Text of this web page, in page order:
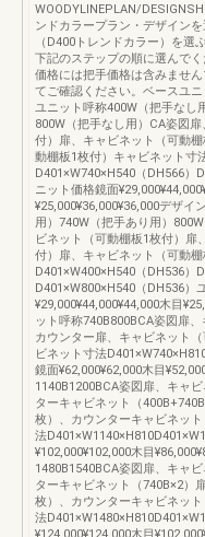
WOODYLINEPLAN/
ンドカラープラン・デザイン
（D400トレンドカラー）を選
下記のステップの順に選んで
価格には把手価格は含みませ
てご確認ください。ベースユ
ユニット呼称400W（把手なし
800W（把手なし用）CA姿図
付）扉、キャビネット（可動
動棚板1枚付）キャビネット寸
D401×W740×H540（DH566）
ニット価格鏡面
¥25,000¥36,000¥36,000デザイ
用）740W（把手あり用）
ビネット（可動棚板1枚付）扉
付）扉、キャビネット（可動
D401×W400×H540（DH536）
D401×W800×H540（DH536）
¥29,000¥44,000¥44,000木目
ット呼称740B800BCA姿図扉
カウンター扉、キャビネット
ビネット寸法
鏡面¥62,000¥62,000木目
1140B1200BCA姿図扉、キャ
ターキャビネット（
枚）、カウンターキャビネッ
法
¥102,000¥102,000木目
1480B1540BCA姿図扉、キャ
ターキャビネット（740B×2）
枚）、カウンターキャビネッ
法
¥124,000¥124,000木目